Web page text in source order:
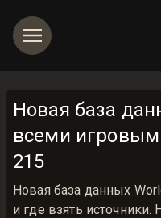
Новая база
всеми
215
Новая база данных
и где взять